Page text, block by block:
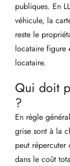
publiques. En
véhicule, la
reste le
locataire figure
locataire.
Qui doit
?
En règle
grise sont à la
peut répercuter
dans le coût